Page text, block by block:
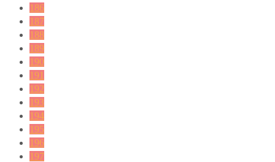
186
187
188
189
190
191
192
193
194
195
196
197